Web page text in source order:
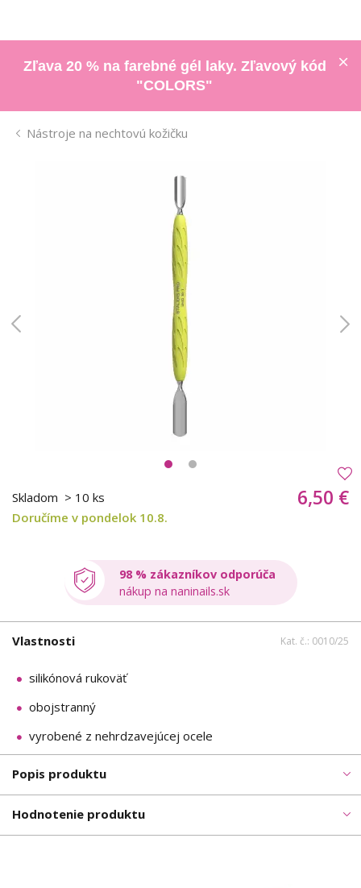
Zľava 20 % na farebné gél laky. Zľavový kód
"COLORS"
Nástroje na nechtovú kožičku
Skladom > 10 ks
Doručíme v pondelok 10.8.
6,50 €
98 % zákazníkov odporúča
nákup na naninails.sk
Vlastnosti Kat. č.: 0010/25
silikónová rukoväť
obojstranný
vyrobené z nehrdzavejúcej ocele
Popis produktu
Hodnotenie produktu